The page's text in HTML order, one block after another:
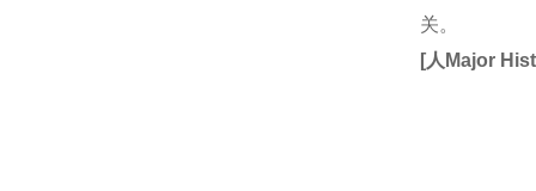
关。
[人 Major